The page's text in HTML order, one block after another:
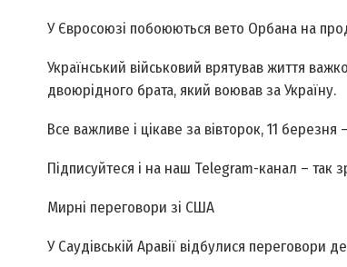
У Євросоюзі побоюються вето Орбана на
Український військовий врятував життя
двоюрідного брата, який воював за Україну.
Все важливе і цікаве за вівторок, 11
Підписуйтеся і на наш Telegram-канал – так
Мирні переговори зі США
У Саудівській Аравії відбулися переговори